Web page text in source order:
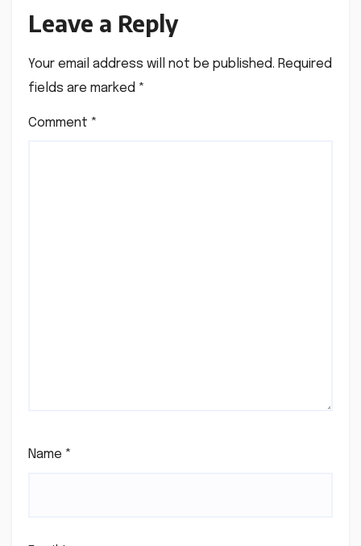
Leave a Reply
Your email address will not be published. Required
fields are marked *
Comment *
Name *